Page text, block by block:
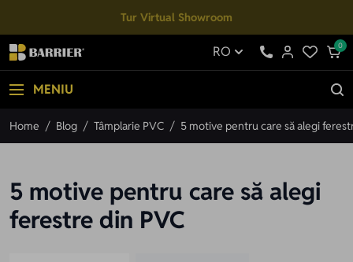
Tur Virtual Showroom
RO 0
MENIU
Home / Blog / Tâmplarie PVC / 5 motive pentru care să alegi
5 motive pentru care să alegi
ferestre din PVC